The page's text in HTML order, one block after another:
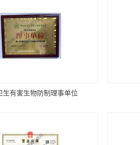
生有害生物防制理事单位